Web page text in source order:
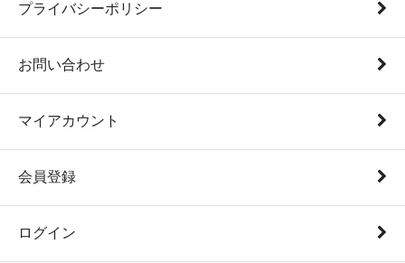
プライバシーポリシー
お問い合わせ
マイアカウント
会員登録
ログイン